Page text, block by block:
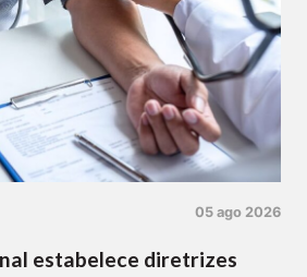
05 ago 2026
estabelece diretrizes